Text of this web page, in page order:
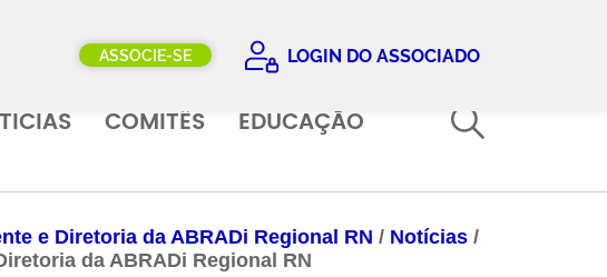
ASSOCIE-SE LOGIN DO ASSOCIADO
COMITÊS EDUCAÇÃO
e Diretoria da ABRADi Regional RN / Notícias /
da ABRADi Regional RN